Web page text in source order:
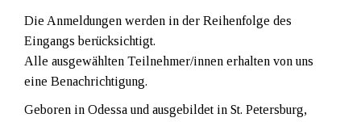
Die Anmeldungen werden in der Reihenfolge des
Eingangs berücksichtigt.
Alle ausgewählten Teilnehmer/innen erhalten von uns
eine Benachrichtigung.
Geboren in Odessa und ausgebildet in St. Petersburg,